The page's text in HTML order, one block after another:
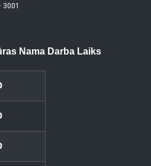
3001
Nama Darba Laiks